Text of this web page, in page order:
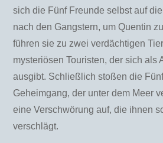
sich die Fünf Freunde selbst auf
nach den Gangstern, um Quentin
führen sie zu zwei verdächtigen
mysteriösen Touristen, der sich als
ausgibt. Schließlich stoßen die
Geheimgang, der unter dem Meer
eine Verschwörung auf, die ihnen
verschlägt.